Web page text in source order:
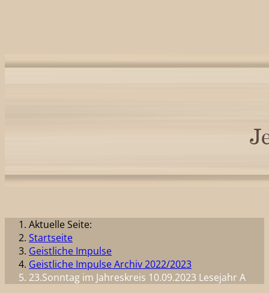
Aktuelle Seite:
Startseite
Geistliche Impulse
Geistliche Impulse Archiv 2022/2023
23.Sonntag im Jahreskreis 10.09.2023 Lesejahr A